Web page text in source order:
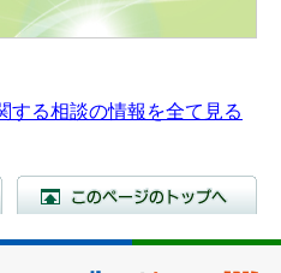
する相談の情報を全て見る
前のページに戻る